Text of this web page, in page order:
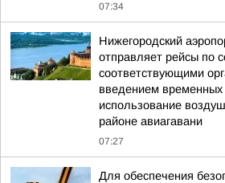
07:34
Нижегородский
отправляет рейсы по
соответствующими
введением временных
использование
районе авиагавани
07:27
Для обеспечения